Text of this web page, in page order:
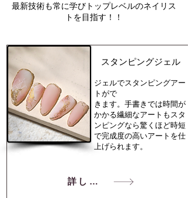
​最新技術も常に学びトップレベルのネイリス
トを目指す！！
​スタンピングジェル
​ジェルでスタンピングアー
トがで
きます。手書きでは時間が
かかる繊細なアートもスタ
ンピングなら驚くほど時短
で完成度の高いアートを仕
上げられます。
詳しく見る